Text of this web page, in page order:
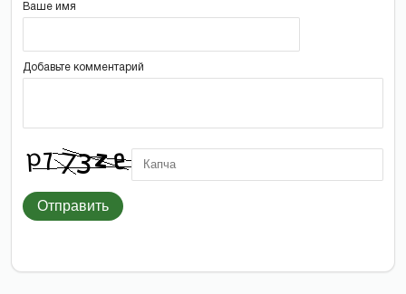
Ваше имя
Добавьте комментарий
Отправить